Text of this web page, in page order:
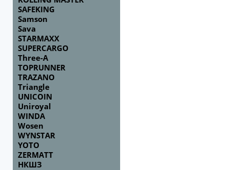
SAFEKING
Samson
Sava
STARMAXX
SUPERCARGO
Three-A
TOPRUNNER
TRAZANO
Triangle
UNICOIN
Uniroyal
WINDA
Wosen
WYNSTAR
YOTO
ZERMATT
НКШЗ